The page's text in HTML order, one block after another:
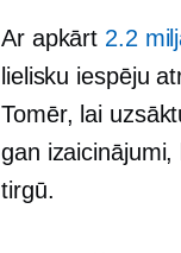
Ar apkārt 2.2
lielisku iespēju
Tomēr, lai
gan
tirgū.